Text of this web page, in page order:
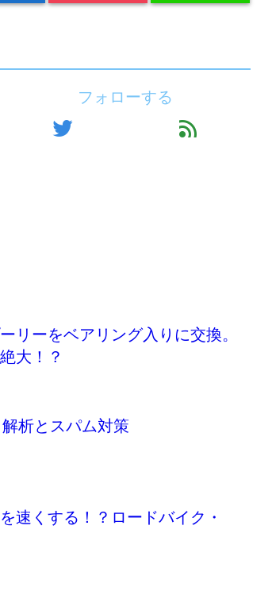
フォローする
twitter feed
リーをベアリング入りに交換。
大！？
析とスパム対策
速くする！？ロードバイク・